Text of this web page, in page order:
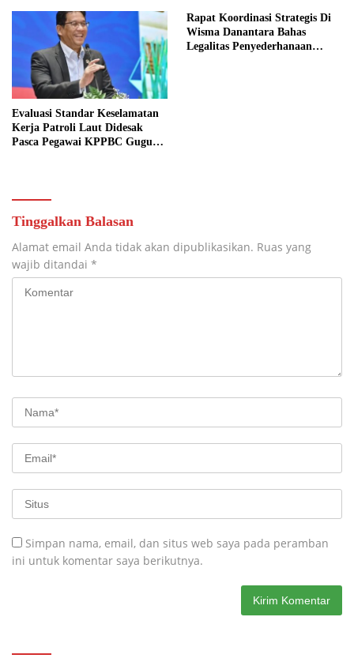
Evaluasi Standar Keselamatan
Kerja Patroli Laut Didesak
Pasca Pegawai KPPBC Gugur
Rapat Koordinasi Strategis Di
Wisma Danantara Bahas
Legalitas Penyederhanaan
Tinggalkan Balasan
Alamat email Anda tidak akan dipublikasikan. Ruas yang
wajib ditandai *
Simpan nama, email, dan situs web saya pada peramban
ini untuk komentar saya berikutnya.